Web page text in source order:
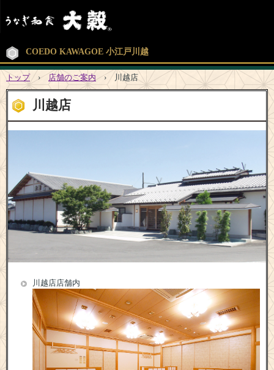
COEDO KAWAGOE 小江戸川越
トップ › 店舗のご案内 › 川越店
川越店
川越店店舗内